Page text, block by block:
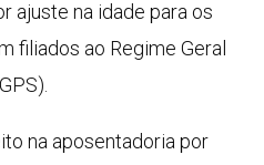
ajuste na idade para os
filiados ao Regime Geral
na aposentadoria por